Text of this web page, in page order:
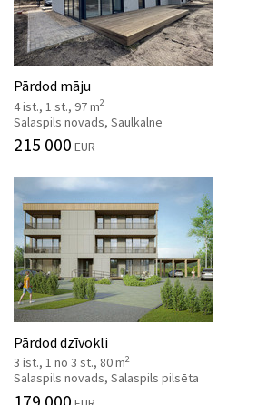
Pārdod māju
4 ist., 1 st., 97 m2
Salaspils novads, Saulkalne
215 000 EUR
Pārdod dzīvokli
3 ist., 1 no 3 st., 80 m2
Salaspils novads, Salaspils pilsēta